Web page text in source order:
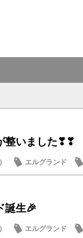
整いました❣❣
エルグランド
誕生🎉
エルグランド